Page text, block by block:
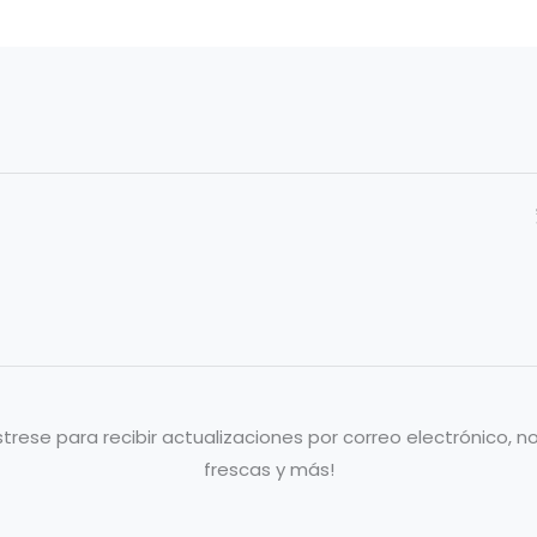
para recibir actualizaciones por correo electrónico,
frescas y más!